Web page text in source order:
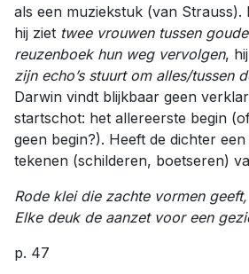
als een muziekstuk (van Strauss).
hij ziet twee vrouwen tussen
reuzenboek hun weg vervolgen,
zijn echo’s stuurt om alles/tussen
Darwin vindt blijkbaar geen
startschot: het allereerste begin
geen begin?). Heeft de dichter
tekenen (schilderen, boetseren)
Rode klei die zachte vormen geeft,
Elke deuk de aanzet voor een
p. 47